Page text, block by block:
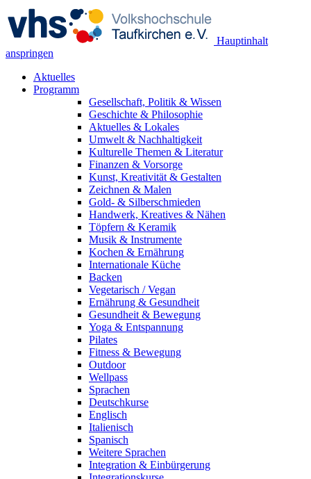
Hauptinhalt
anspringen
Aktuelles
Programm
Gesellschaft, Politik & Wissen
Geschichte & Philosophie
Aktuelles & Lokales
Umwelt & Nachhaltigkeit
Kulturelle Themen & Literatur
Finanzen & Vorsorge
Kunst, Kreativität & Gestalten
Zeichnen & Malen
Gold- & Silberschmieden
Handwerk, Kreatives & Nähen
Töpfern & Keramik
Musik & Instrumente
Kochen & Ernährung
Internationale Küche
Backen
Vegetarisch / Vegan
Ernährung & Gesundheit
Gesundheit & Bewegung
Yoga & Entspannung
Pilates
Fitness & Bewegung
Outdoor
Wellpass
Sprachen
Deutschkurse
Englisch
Italienisch
Spanisch
Weitere Sprachen
Integration & Einbürgerung